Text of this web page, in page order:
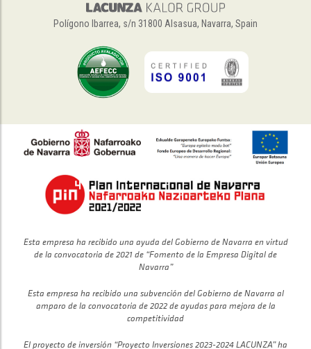
Polígono Ibarrea, s/n 31800 Alsasua, Navarra, Spain
Esta empresa ha recibido una ayuda del Gobierno de Navarra en virtud
de la convocatoria de 2021 de “Fomento de la Empresa Digital de
Navarra”
Esta empresa ha recibido una subvención del Gobierno de Navarra al
amparo de la convocatoria de 2022 de ayudas para mejora de la
competitividad
El proyecto de inversión “Proyecto Inversiones 2023-2024 LACUNZA” ha